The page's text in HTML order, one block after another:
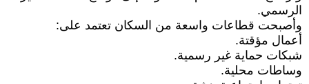
الرسمي.
وأصبحت قطاعات واسعة من السكان تعتمد على:
أعمال مؤقتة.
شبكات حماية غير رسمية.
وساطات محلية.